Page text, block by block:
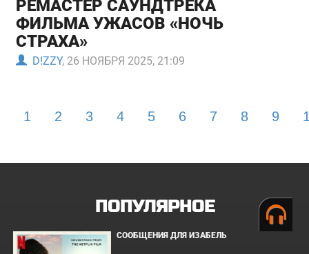
РЕМАСТЕР САУНДТРЕКА
ФИЛЬМА УЖАСОВ «НОЧЬ
СТРАХА»
D!ZZY, 26 НОЯБРЯ 2025, 21:09
1 2 3 4 5 6 7 8 9
ПОПУЛЯРНОЕ
СООБЩЕНИЯ ДЛЯ ИЗАБЕЛЬ